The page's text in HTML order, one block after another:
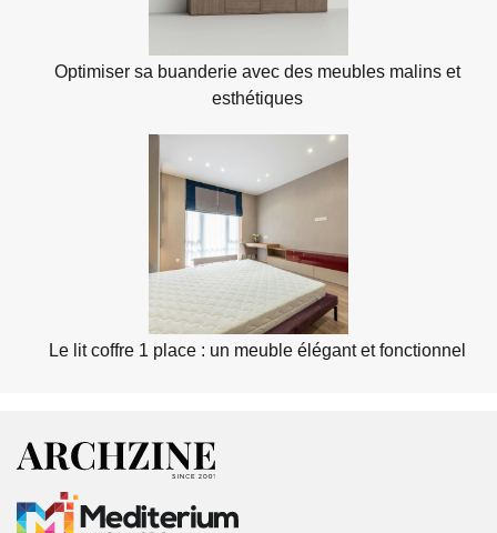
Optimiser sa buanderie avec des meubles malins et
esthétiques
Le lit coffre 1 place : un meuble élégant et fonctionnel